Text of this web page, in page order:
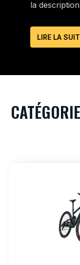
la description
LIRE LA